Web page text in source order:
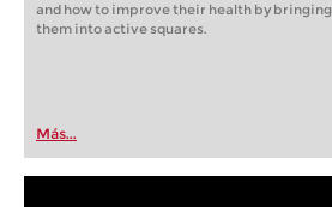
and how to improve their health by bringing
them into active squares.
Más...